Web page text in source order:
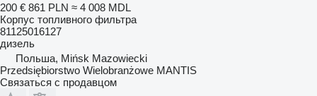
200 € 861 PLN ≈ 4 008 MDL
Корпус топливного фильтра
81125016127
дизель
Польша, Mińsk Mazowiecki
Przedsiębiorstwo Wielobranżowe MANTIS
Связаться с продавцом